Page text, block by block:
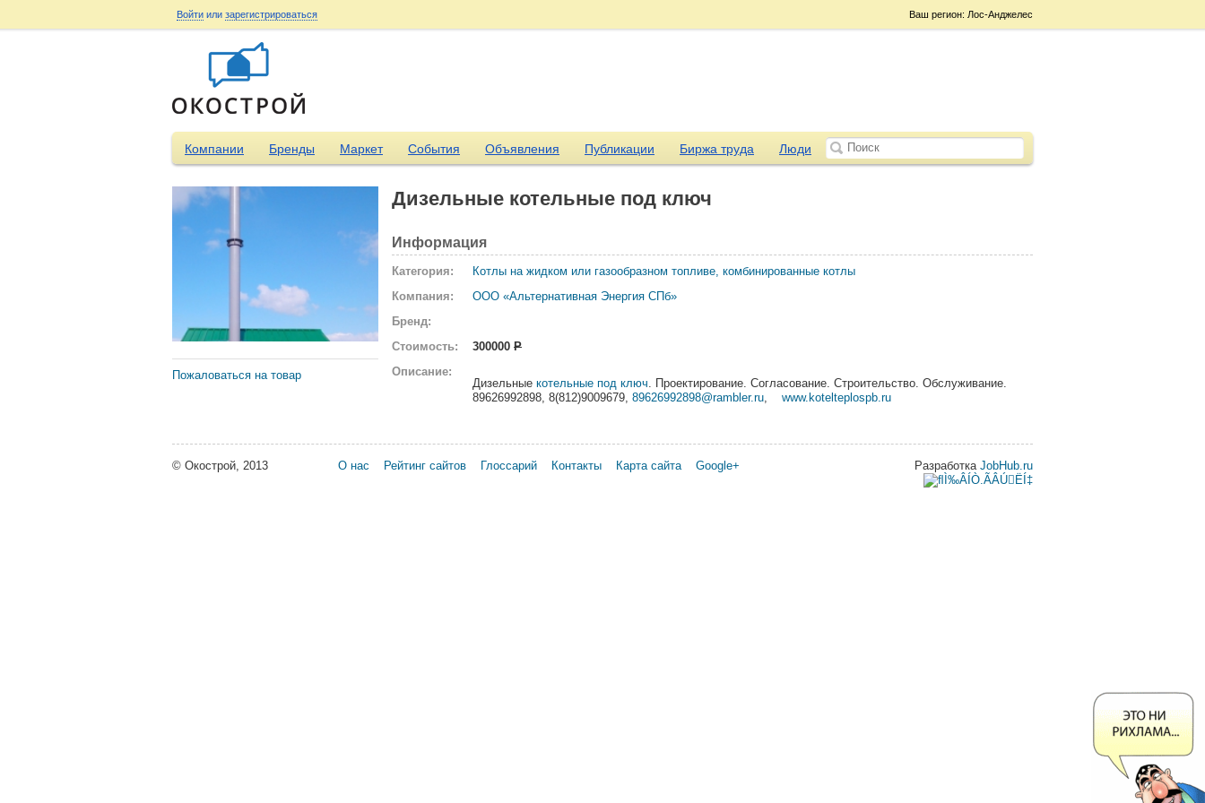
Ваш регион: Лос-Анджелес
Войти или зарегистрироваться
Компании Бренды Маркет События Объявления Публикации Биржа труда Люди
Пожаловаться на товар
Дизельные котельные под ключ
Информация
Категория:
Котлы на жидком или газообразном топливе, комбинированные котлы
Компания:
ООО «Альтернативная Энергия СПб»
Бренд:
Стоимость:
300000 Р
Описание:
Дизельные котельные под ключ. Проектирование. Согласование. Строительство. Обслуживание.
89626992898, 8(812)9009679, 89626992898@rambler.ru, www.kotelteplospb.ru
© Окострой, 2013 О нас Рейтинг сайтов Глоссарий Контакты Карта сайта Google+ Разработка JobHub.ru